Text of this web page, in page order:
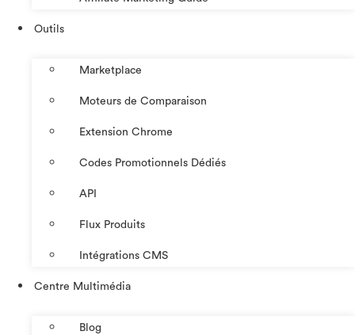
Outils
Marketplace
Moteurs de Comparaison
Extension Chrome
Codes Promotionnels Dédiés
API
Flux Produits
Intégrations CMS
Centre Multimédia
Blog